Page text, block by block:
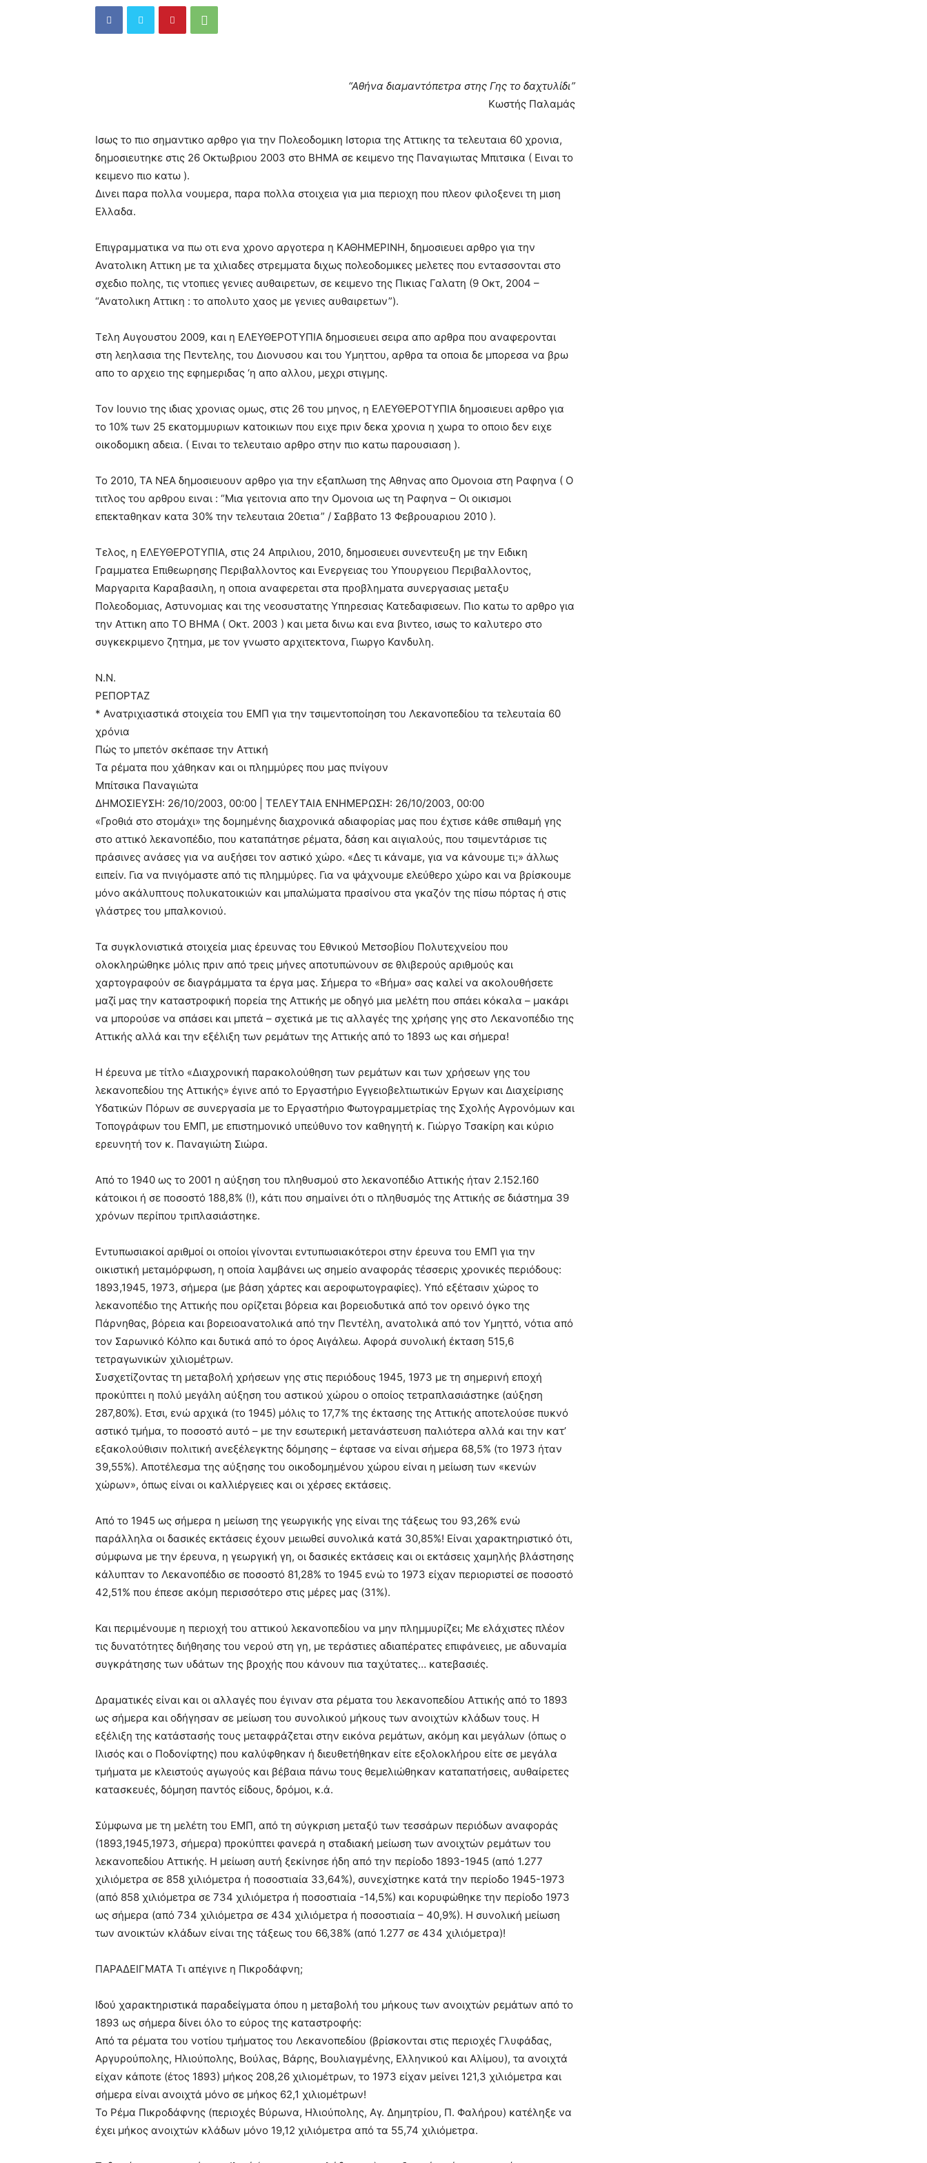
“Αθήνα διαμαντόπετρα στης Γης το δαχτυλίδι”
Κωστής Παλαμάς
Ισως το πιο σημαντικο αρθρο για την Πολεοδομικη Ιστορια της Αττικης τα τελευταια 60 χρονια,
δημοσιευτηκε στις 26 Οκτωβριου 2003 στο ΒΗΜΑ σε κειμενο της Παναγιωτας Μπιτσικα ( Ειναι το
κειμενο πιο κατω ).
Δινει παρα πολλα νουμερα, παρα πολλα στοιχεια για μια περιοχη που πλεον φιλοξενει τη μιση
Ελλαδα.
Επιγραμματικα να πω οτι ενα χρονο αργοτερα η ΚΑΘΗΜΕΡΙΝΗ, δημοσιευει αρθρο για την
Ανατολικη Αττικη με τα χιλιαδες στρεμματα διχως πολεοδομικες μελετες που εντασσονται στο
σχεδιο πολης, τις ντοπιες γενιες αυθαιρετων, σε κειμενο της Πικιας Γαλατη (9 Οκτ, 2004 –
“Ανατολικη Αττικη : το απολυτο χαος με γενιες αυθαιρετων”).
Τελη Αυγουστου 2009, και η ΕΛΕΥΘΕΡΟΤΥΠΙΑ δημοσιευει σειρα απο αρθρα που αναφερονται
στη λεηλασια της Πεντελης, του Διονυσου και του Υμηττου, αρθρα τα οποια δε μπορεσα να βρω
απο το αρχειο της εφημεριδας ‘η απο αλλου, μεχρι στιγμης.
Τον Ιουνιο της ιδιας χρονιας ομως, στις 26 του μηνος, η ΕΛΕΥΘΕΡΟΤΥΠΙΑ δημοσιευει αρθρο για
το 10% των 25 εκατομμυριων κατοικιων που ειχε πριν δεκα χρονια η χωρα το οποιο δεν ειχε
οικοδομικη αδεια. ( Ειναι το τελευταιο αρθρο στην πιο κατω παρουσιαση ).
Το 2010, ΤΑ ΝΕΑ δημοσιευουν αρθρο για την εξαπλωση της Αθηνας απο Ομονοια στη Ραφηνα ( Ο
τιτλος του αρθρου ειναι : “Μια γειτονια απο την Ομονοια ως τη Ραφηνα – Οι οικισμοι
επεκταθηκαν κατα 30% την τελευταια 20ετια” / Σαββατο 13 Φεβρουαριου 2010 ).
Τελος, η ΕΛΕΥΘΕΡΟΤΥΠΙΑ, στις 24 Απριλιου, 2010, δημοσιευει συνεντευξη με την Ειδικη
Γραμματεα Επιθεωρησης Περιβαλλοντος και Ενεργειας του Υπουργειου Περιβαλλοντος,
Μαργαριτα Καραβασιλη, η οποια αναφερεται στα προβληματα συνεργασιας μεταξυ
Πολεοδομιας, Αστυνομιας και της νεοσυστατης Υπηρεσιας Κατεδαφισεων. Πιο κατω το αρθρο για
την Αττικη απο ΤΟ ΒΗΜΑ ( Οκτ. 2003 ) και μετα δινω και ενα βιντεο, ισως το καλυτερο στο
συγκεκριμενο ζητημα, με τον γνωστο αρχιτεκτονα, Γιωργο Κανδυλη.
Ν.Ν.
ΡΕΠΟΡΤΑΖ
* Ανατριχιαστικά στοιχεία του ΕΜΠ για την τσιμεντοποίηση του Λεκανοπεδίου τα τελευταία 60
χρόνια
Πώς το μπετόν σκέπασε την Αττική
Τα ρέματα που χάθηκαν και οι πλημμύρες που μας πνίγουν
Μπίτσικα Παναγιώτα
ΔΗΜΟΣΙΕΥΣΗ: 26/10/2003, 00:00 | ΤΕΛΕΥΤΑΙΑ ΕΝΗΜΕΡΩΣΗ: 26/10/2003, 00:00
«Γροθιά στο στομάχι» της δομημένης διαχρονικά αδιαφορίας μας που έχτισε κάθε σπιθαμή γης
στο αττικό λεκανοπέδιο, που καταπάτησε ρέματα, δάση και αιγιαλούς, που τσιμεντάρισε τις
πράσινες ανάσες για να αυξήσει τον αστικό χώρο. «Δες τι κάναμε, για να κάνουμε τι;» άλλως
ειπείν. Για να πνιγόμαστε από τις πλημμύρες. Για να ψάχνουμε ελεύθερο χώρο και να βρίσκουμε
μόνο ακάλυπτους πολυκατοικιών και μπαλώματα πρασίνου στα γκαζόν της πίσω πόρτας ή στις
γλάστρες του μπαλκονιού.
Τα συγκλονιστικά στοιχεία μιας έρευνας του Εθνικού Μετσοβίου Πολυτεχνείου που
ολοκληρώθηκε μόλις πριν από τρεις μήνες αποτυπώνουν σε θλιβερούς αριθμούς και
χαρτογραφούν σε διαγράμματα τα έργα μας. Σήμερα το «Βήμα» σας καλεί να ακολουθήσετε
μαζί μας την καταστροφική πορεία της Αττικής με οδηγό μια μελέτη που σπάει κόκαλα – μακάρι
να μπορούσε να σπάσει και μπετά – σχετικά με τις αλλαγές της χρήσης γης στο Λεκανοπέδιο της
Αττικής αλλά και την εξέλιξη των ρεμάτων της Αττικής από το 1893 ως και σήμερα!
H έρευνα με τίτλο «Διαχρονική παρακολούθηση των ρεμάτων και των χρήσεων γης του
λεκανοπεδίου της Αττικής» έγινε από το Εργαστήριο Εγγειοβελτιωτικών Εργων και Διαχείρισης
Υδατικών Πόρων σε συνεργασία με το Εργαστήριο Φωτογραμμετρίας της Σχολής Αγρονόμων και
Τοπογράφων του ΕΜΠ, με επιστημονικό υπεύθυνο τον καθηγητή κ. Γιώργο Τσακίρη και κύριο
ερευνητή τον κ. Παναγιώτη Σιώρα.
Από το 1940 ως το 2001 η αύξηση του πληθυσμού στο λεκανοπέδιο Αττικής ήταν 2.152.160
κάτοικοι ή σε ποσοστό 188,8% (!), κάτι που σημαίνει ότι ο πληθυσμός της Αττικής σε διάστημα 39
χρόνων περίπου τριπλασιάστηκε.
Εντυπωσιακοί αριθμοί οι οποίοι γίνονται εντυπωσιακότεροι στην έρευνα του ΕΜΠ για την
οικιστική μεταμόρφωση, η οποία λαμβάνει ως σημείο αναφοράς τέσσερις χρονικές περιόδους:
1893,1945, 1973, σήμερα (με βάση χάρτες και αεροφωτογραφίες). Υπό εξέτασιν χώρος το
λεκανοπέδιο της Αττικής που ορίζεται βόρεια και βορειοδυτικά από τον ορεινό όγκο της
Πάρνηθας, βόρεια και βορειοανατολικά από την Πεντέλη, ανατολικά από τον Υμηττό, νότια από
τον Σαρωνικό Κόλπο και δυτικά από το όρος Αιγάλεω. Αφορά συνολική έκταση 515,6
τετραγωνικών χιλιομέτρων.
Συσχετίζοντας τη μεταβολή χρήσεων γης στις περιόδους 1945, 1973 με τη σημερινή εποχή
προκύπτει η πολύ μεγάλη αύξηση του αστικού χώρου ο οποίος τετραπλασιάστηκε (αύξηση
287,80%). Ετσι, ενώ αρχικά (το 1945) μόλις το 17,7% της έκτασης της Αττικής αποτελούσε πυκνό
αστικό τμήμα, το ποσοστό αυτό – με την εσωτερική μετανάστευση παλιότερα αλλά και την κατ’
εξακολούθισιν πολιτική ανεξέλεγκτης δόμησης – έφτασε να είναι σήμερα 68,5% (το 1973 ήταν
39,55%). Αποτέλεσμα της αύξησης του οικοδομημένου χώρου είναι η μείωση των «κενών
χώρων», όπως είναι οι καλλιέργειες και οι χέρσες εκτάσεις.
Από το 1945 ως σήμερα η μείωση της γεωργικής γης είναι της τάξεως του 93,26% ενώ
παράλληλα οι δασικές εκτάσεις έχουν μειωθεί συνολικά κατά 30,85%! Είναι χαρακτηριστικό ότι,
σύμφωνα με την έρευνα, η γεωργική γη, οι δασικές εκτάσεις και οι εκτάσεις χαμηλής βλάστησης
κάλυπταν το Λεκανοπέδιο σε ποσοστό 81,28% το 1945 ενώ το 1973 είχαν περιοριστεί σε ποσοστό
42,51% που έπεσε ακόμη περισσότερο στις μέρες μας (31%).
Και περιμένουμε η περιοχή του αττικού λεκανοπεδίου να μην πλημμυρίζει; Με ελάχιστες πλέον
τις δυνατότητες διήθησης του νερού στη γη, με τεράστιες αδιαπέρατες επιφάνειες, με αδυναμία
συγκράτησης των υδάτων της βροχής που κάνουν πια ταχύτατες… κατεβασιές.
Δραματικές είναι και οι αλλαγές που έγιναν στα ρέματα του λεκανοπεδίου Αττικής από το 1893
ως σήμερα και οδήγησαν σε μείωση του συνολικού μήκους των ανοιχτών κλάδων τους. H
εξέλιξη της κατάστασής τους μεταφράζεται στην εικόνα ρεμάτων, ακόμη και μεγάλων (όπως ο
Ιλισός και ο Ποδονίφτης) που καλύφθηκαν ή διευθετήθηκαν είτε εξολοκλήρου είτε σε μεγάλα
τμήματα με κλειστούς αγωγούς και βέβαια πάνω τους θεμελιώθηκαν καταπατήσεις, αυθαίρετες
κατασκευές, δόμηση παντός είδους, δρόμοι, κ.ά.
Σύμφωνα με τη μελέτη του ΕΜΠ, από τη σύγκριση μεταξύ των τεσσάρων περιόδων αναφοράς
(1893,1945,1973, σήμερα) προκύπτει φανερά η σταδιακή μείωση των ανοιχτών ρεμάτων του
λεκανοπεδίου Αττικής. H μείωση αυτή ξεκίνησε ήδη από την περίοδο 1893-1945 (από 1.277
χιλιόμετρα σε 858 χιλιόμετρα ή ποσοστιαία 33,64%), συνεχίστηκε κατά την περίοδο 1945-1973
(από 858 χιλιόμετρα σε 734 χιλιόμετρα ή ποσοστιαία -14,5%) και κορυφώθηκε την περίοδο 1973
ως σήμερα (από 734 χιλιόμετρα σε 434 χιλιόμετρα ή ποσοστιαία – 40,9%). H συνολική μείωση
των ανοικτών κλάδων είναι της τάξεως του 66,38% (από 1.277 σε 434 χιλιόμετρα)!
ΠΑΡΑΔΕΙΓΜΑΤΑ Τι απέγινε η Πικροδάφνη;
Ιδού χαρακτηριστικά παραδείγματα όπου η μεταβολή του μήκους των ανοιχτών ρεμάτων από το
1893 ως σήμερα δίνει όλο το εύρος της καταστροφής:
Από τα ρέματα του νοτίου τμήματος του Λεκανοπεδίου (βρίσκονται στις περιοχές Γλυφάδας,
Αργυρούπολης, Ηλιούπολης, Βούλας, Βάρης, Βουλιαγμένης, Ελληνικού και Αλίμου), τα ανοιχτά
είχαν κάποτε (έτος 1893) μήκος 208,26 χιλιομέτρων, το 1973 είχαν μείνει 121,3 χιλιόμετρα και
σήμερα είναι ανοιχτά μόνο σε μήκος 62,1 χιλιομέτρων!
Το Ρέμα Πικροδάφνης (περιοχές Βύρωνα, Ηλιούπολης, Αγ. Δημητρίου, Π. Φαλήρου) κατέληξε να
έχει μήκος ανοιχτών κλάδων μόνο 19,12 χιλιόμετρα από τα 55,74 χιλιόμετρα.